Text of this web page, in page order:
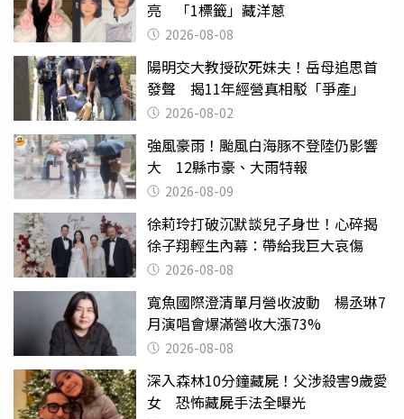
亮 「1標籤」藏洋蔥
2026-08-08
陽明交大教授砍死妹夫！岳母追思首
發聲 揭11年經營真相駁「爭產」
2026-08-02
強風豪雨！颱風白海豚不登陸仍影響
大 12縣市豪、大雨特報
2026-08-09
徐莉玲打破沉默談兒子身世！心碎揭
徐子翔輕生內幕：帶給我巨大哀傷
2026-08-08
寬魚國際澄清單月營收波動 楊丞琳7
月演唱會爆滿營收大漲73%
2026-08-08
深入森林10分鐘藏屍！父涉殺害9歲愛
女 恐怖藏屍手法全曝光